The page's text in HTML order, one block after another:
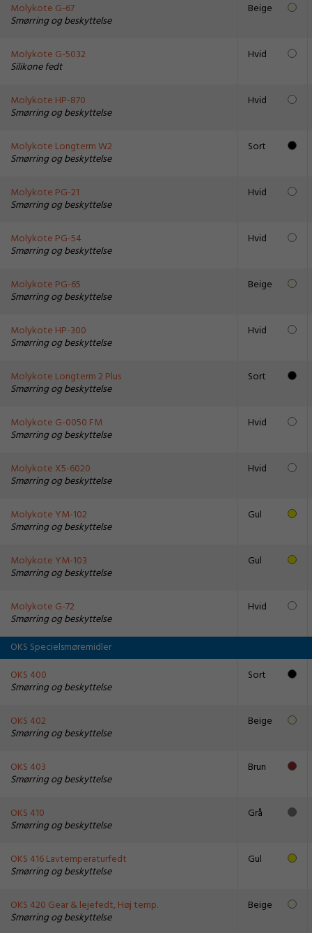
Molykote G-67
Smørring og beskyttelse
Beige
Molykote G-5032
Silikone fedt
Hvid
Molykote HP-870
Smørring og beskyttelse
Hvid
Molykote Longterm W2
Smørring og beskyttelse
Sort
Molykote PG-21
Smørring og beskyttelse
Hvid
Molykote PG-54
Smørring og beskyttelse
Hvid
Molykote PG-65
Smørring og beskyttelse
Beige
Molykote HP-300
Smørring og beskyttelse
Hvid
Molykote Longterm 2 Plus
Smørring og beskyttelse
Sort
Molykote G-0050 FM
Smørring og beskyttelse
Hvid
Molykote X5-6020
Smørring og beskyttelse
Hvid
Molykote YM-102
Smørring og beskyttelse
Gul
Molykote YM-103
Smørring og beskyttelse
Gul
Molykote G-72
Smørring og beskyttelse
Hvid
OKS Specielsmøremidler
OKS 400
Smørring og beskyttelse
Sort
OKS 402
Smørring og beskyttelse
Beige
OKS 403
Smørring og beskyttelse
Brun
OKS 410
Smørring og beskyttelse
Grå
OKS 416 Lavtemperaturfedt
Smørring og beskyttelse
Gul
OKS 420 Gear & lejefedt, Høj temp.
Smørring og beskyttelse
Beige